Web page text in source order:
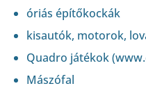
óriás építőkockák
kisautók, motorok,
Quadro játékok
Mászófal